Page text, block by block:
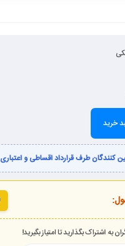
خرید
کنندگان طرف قرارداد اقساطی و اعتباری
به اشتراک بگذارید تا امتیاز بگیرید!